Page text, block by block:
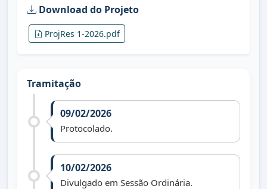
Download do Projeto
ProjRes 1-2026.pdf
Tramitação
09/02/2026
Protocolado.
10/02/2026
Divulgado em Sessão Ordinária.